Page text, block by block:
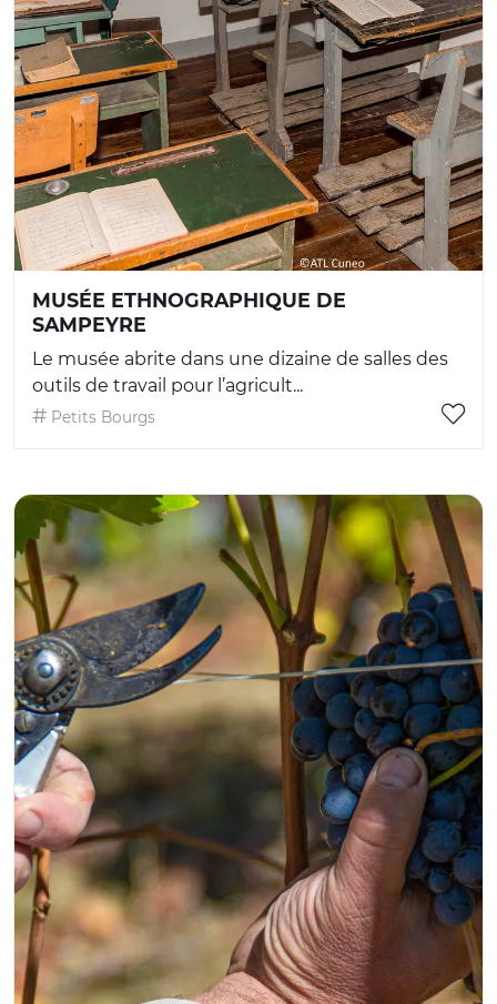
MUSÉE ETHNOGRAPHIQUE DE
SAMPEYRE
Le musée abrite dans une dizaine de salles des
outils de travail pour l’agricult...
Petits Bourgs